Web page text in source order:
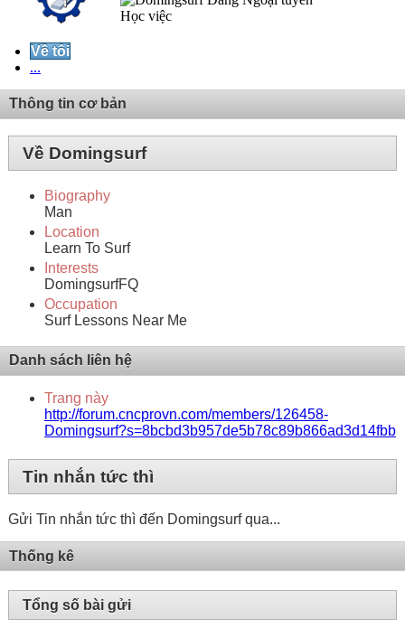
Học việc
Về tôi
...
Thông tin cơ bản
Về Domingsurf
Biography
Man
Location
Learn To Surf
Interests
DomingsurfFQ
Occupation
Surf Lessons Near Me
Danh sách liên hệ
Trang này
http://forum.cncprovn.com/members/126458-
Domingsurf?s=8bcbd3b957de5b78c89b866ad3d14fbb
Tin nhắn tức thì
Gửi Tin nhắn tức thì đến Domingsurf qua...
Thống kê
Tổng số bài gửi